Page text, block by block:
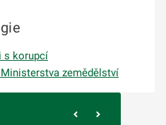
s korupcí
zemědělství